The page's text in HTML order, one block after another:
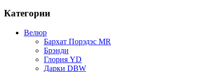
Категории
Велюр
Бархат Порэдэс MR
Брэнди
Глория YD
Дарки DBW